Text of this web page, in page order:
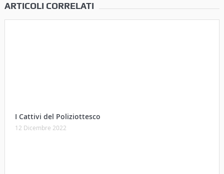
ARTICOLI CORRELATI
I Cattivi del Poliziottesco
12 Dicembre 2022